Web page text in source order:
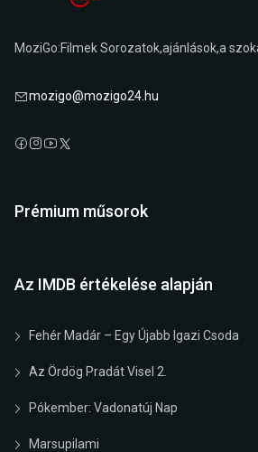
MoziGo:Filmek Sorozatok,ajánlások,a
mozigo@mozigo24.hu
Prémium műsorok
Az IMDB értékelése alapján
Fehér Madár – Egy Újabb Igazi Csoda
Az Ördög Pradát Visel 2.
Pókember: Vadonatúj Nap
Marsupilami